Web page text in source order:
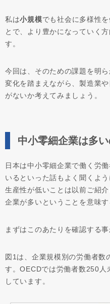
私は小規模でも社会に多様性
とで、より豊かになっていく
す。
今回は、そのための課題を明
変化を踏まえながら、製造業
がないか考えてみましょう。
中小零細企業は多
日本は中小零細企業で働く労
いるといった話もよく聞くよ
生産性が低いことは以前ご紹
企業が多いということを意味
まずはこのあたりを確認する
図1は、企業規模別の労働者数
す。OECDでは労働者数250人
しています。